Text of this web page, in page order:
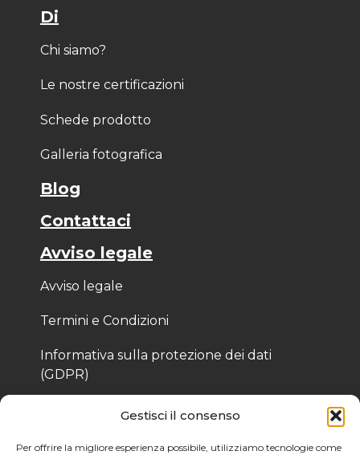
Gestisci il consenso
Per offrire la migliore esperienza possibile, utilizziamo tecnologie come
Di
Chi siamo?
Le nostre certificazioni
Schede prodotto
Galleria fotografica
Blog
Contattaci
Avviso legale
Avviso legale
Termini e Condizioni
Informativa sulla protezione dei dati
(GDPR)
Informativa sui cookie